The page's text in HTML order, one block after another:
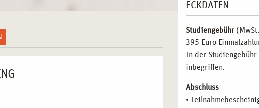
ECKDATEN
Studiengebühr
395 Euro
In der
inbegriffen.
Abschluss
•